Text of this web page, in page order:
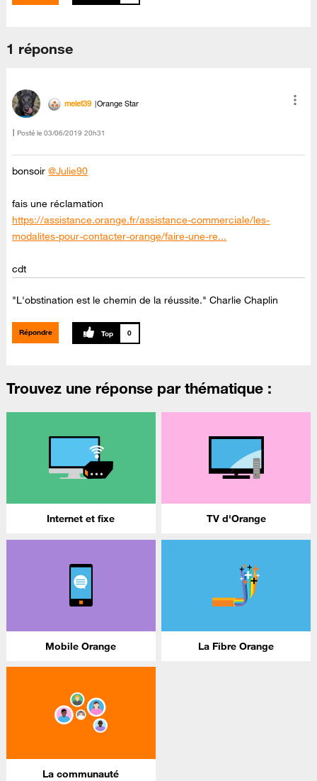
1 réponse
melet39 Orange Star
Posté le ‎03/06/2019 20h31
bonsoir@Julie90
fais une réclamation
https://assistance.orange.fr/assistance-commerciale/les-
modalites-pour-contacter-orange/faire-une-re...
cdt
"L'obstination est le chemin de la réussite." Charlie Chaplin
Répondre 0
Trouvez une réponse par thématique :
Internet et fixe TV d'Orange
Mobile Orange La Fibre Orange
La communauté